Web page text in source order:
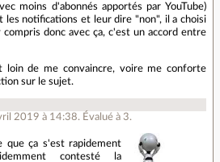
moins d'abonnés apportés par YouTube)
les notifications et leur dire "non", il a choisi
compris donc avec ça, c'est un accord entre
loin de me convaincre, voire me conforte
sur le sujet.
2019 à 14:38. Évalué à 3.
que ça s'est rapidement
contesté la